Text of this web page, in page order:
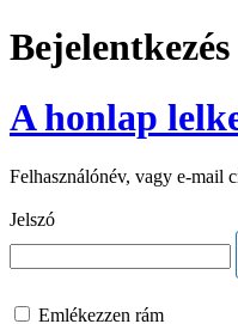
Bejelentkezés
A honlap
Felhasználónév, vagy e-mail
Jelszó
Emlékezzen rám